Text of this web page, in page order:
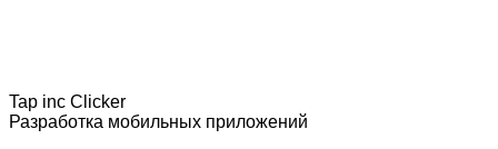
Tap inc Clicker
Разработка мобильных приложений